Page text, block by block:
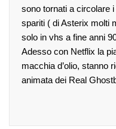
sono tornati a circolare
spariti ( di Asterix molti
solo in vhs a fine anni
Adesso con Netflix la
macchia d’olio, stanno
animata dei Real